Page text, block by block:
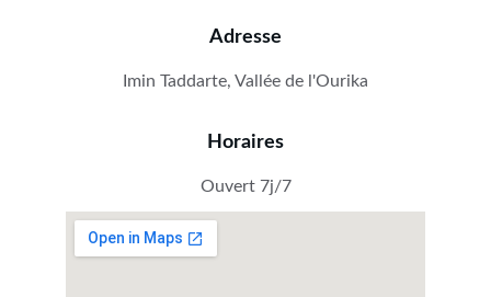
Adresse
Imin Taddarte, Vallée de l'Ourika
Horaires
Ouvert 7j/7